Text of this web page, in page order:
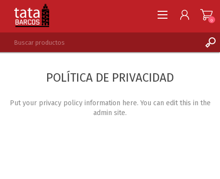
0
POLÍTICA DE PRIVACIDAD
Put your privacy policy information here. You can edit this in the
admin site.